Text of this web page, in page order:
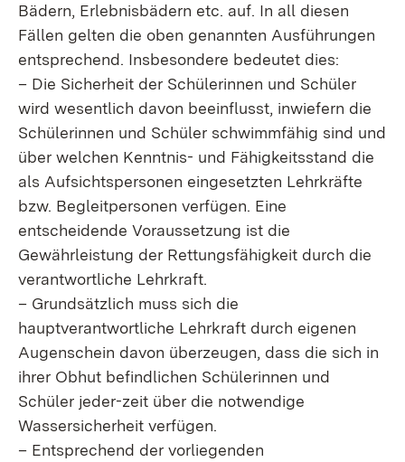
Bädern, Erlebnisbädern etc. auf. In all diesen
Fällen gelten die oben genannten Ausführungen
entsprechend. Insbesondere bedeutet dies:
– Die Sicherheit der Schülerinnen und Schüler
wird wesentlich davon beeinflusst, inwiefern die
Schülerinnen und Schüler schwimmfähig sind und
über welchen Kenntnis- und Fähigkeitsstand die
als Aufsichtspersonen eingesetzten Lehrkräfte
bzw. Begleitpersonen verfügen. Eine
entscheidende Voraussetzung ist die
Gewährleistung der Rettungsfähigkeit durch die
verantwortliche Lehrkraft.
– Grundsätzlich muss sich die
hauptverantwortliche Lehrkraft durch eigenen
Augenschein davon überzeugen, dass die sich in
ihrer Obhut befindlichen Schülerinnen und
Schüler jeder-zeit über die notwendige
Wassersicherheit verfügen.
– Entsprechend der vorliegenden